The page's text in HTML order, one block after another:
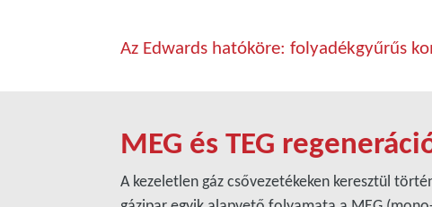
Az Edwards hatóköre: folyadékgyűrűs
MEG és TEG
A kezeletlen gáz csővezetékeken keresztül